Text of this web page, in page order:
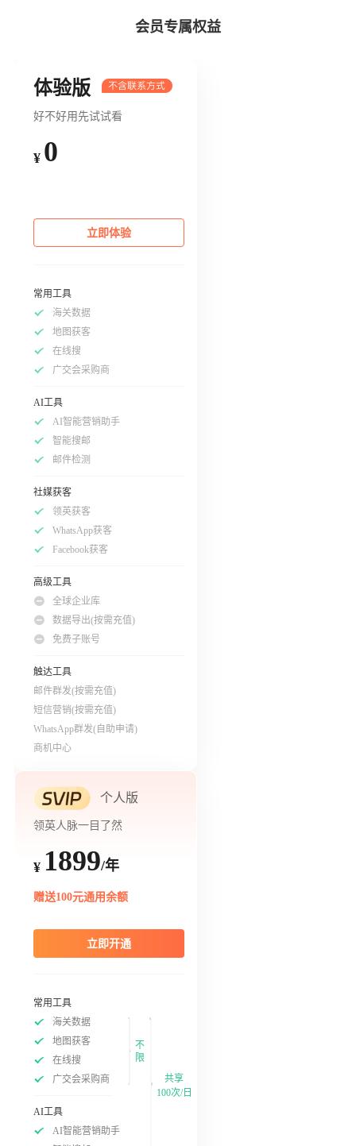
会员专属权益
体验版
好不好用先试试看
¥ 0
立即体验
常用工具
海关数据
地图获客
在线搜
广交会采购商
AI工具
AI智能营销助手
智能搜邮
邮件检测
社媒获客
领英获客
WhatsApp获客
Facebook获客
高级工具
全球企业库
数据导出(按需充值)
免费子账号
触达工具
邮件群发(按需充值)
短信营销(按需充值)
WhatsApp群发(自助申请)
商机中心
个人版
领英人脉一目了然
¥ 1899/年
赠送100元通用余额
立即开通
常用工具
海关数据
地图获客
在线搜
广交会采购商
不
限
AI工具
AI智能营销助手
共享
100次/日